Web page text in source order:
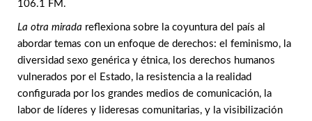
106.1 FM.
La otra mirada reflexiona sobre la coyuntura del país al
abordar temas con un enfoque de derechos: el feminismo, la
diversidad sexo genérica y étnica, los derechos humanos
vulnerados por el Estado, la resistencia a la realidad
configurada por los grandes medios de comunicación, la
labor de líderes y lideresas comunitarias, y la visibilización